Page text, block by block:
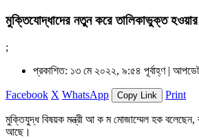
মুক্তিযোদ্ধাদের নতুন করে তালিকাভুক্ত
;
প্রকাশিত: ১৩ মে ২০২২, ৯:৫৪ পূর্বাহ্ণ |
Facebook X WhatsApp Copy Link Print
মুক্তিযুদ্ধ বিষয়ক মন্ত্রী আ ক ম মোজাম্মেল হক
আছে।